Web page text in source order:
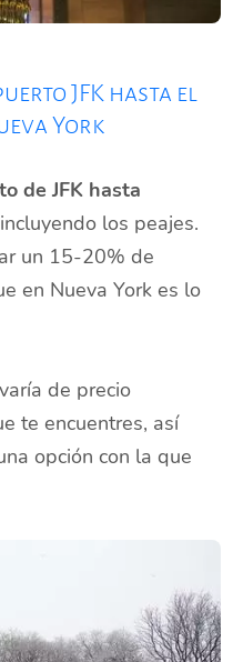
JFK hasta el
York
de JFK hasta
los peajes.
un 15-20% de
en Nueva York es lo
de precio
te encuentres, así
opción con la que